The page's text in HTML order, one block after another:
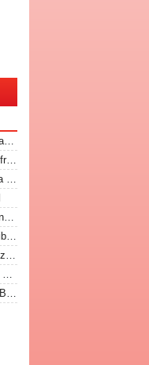
Bari, verso gli impegni ufficiali. Fissata una nuova amichevole
CdM - Dorval al Catanzaro si sta sbloccando. La cifra che il Bari incasserebbe
TuttoC - Su Della Morte un'altra pugliese. Avviata la trattativa
Amichevole Inter-Betis, CdM: "Nerazzurri verseranno gettone al Bari. E verrà girato al Comune"
Rep - Abbonamenti, sempre più concreta una possibilità
Nuovi, prime parole. Domani tocca a Butic e Gomez in conferenza
Da Folorunsho a Rao. Ora? Esposito. Scommesse vinte e altre perse sull'asse Napoli-Bari
Bari, sarà campionato da vertice? Sondaggio TuttoBari: i risultati provvisori